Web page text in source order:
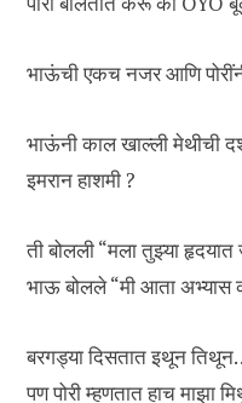
भाऊंची एकच नजर आणि
भाऊंनी काल खाल्ली मेथीची
इमरान हाशमी ?
ती बोलली “मला तुझ्या हृदयात
भाऊ बोलले “मी आता अभ्यास
बरगड्या दिसतात इथून
पण पोरी म्हणतात हाच माझा